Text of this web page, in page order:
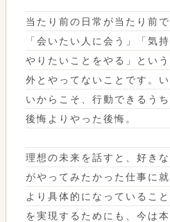
当たり前の日常が当たり前
「会いたい人に会う」「気
やりたいことをやる」とい
外とやってないことです。
いからこそ、行動できるう
後悔よりやった後悔。
理想の未来を話すと、好き
がやってみたかった仕事に
より具体的になっているこ
を実現するためにも、今は